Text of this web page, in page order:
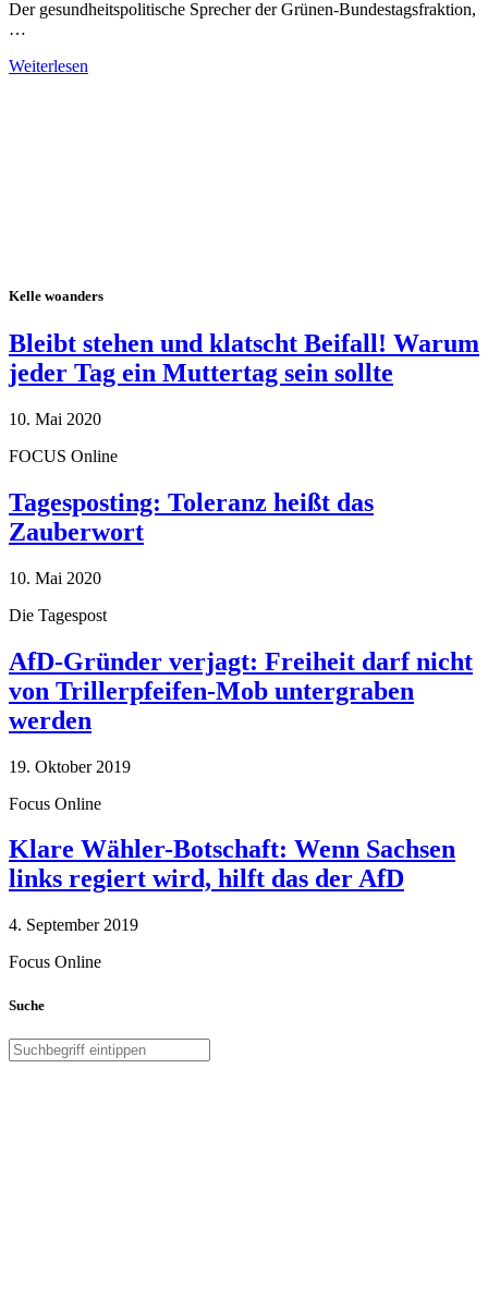
Der gesundheitspolitische Sprecher der Grünen-Bundestagsfraktion,
…
Weiterlesen
Kelle woanders
Bleibt stehen und klatscht Beifall! Warum
jeder Tag ein Muttertag sein sollte
10. Mai 2020
FOCUS Online
Tagesposting: Toleranz heißt das
Zauberwort
10. Mai 2020
Die Tagespost
AfD-Gründer verjagt: Freiheit darf nicht
von Trillerpfeifen-Mob untergraben
werden
19. Oktober 2019
Focus Online
Klare Wähler-Botschaft: Wenn Sachsen
links regiert wird, hilft das der AfD
4. September 2019
Focus Online
Suche